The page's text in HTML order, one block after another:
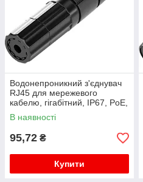
Водонепроникний з'єднувач
RJ45 для мережевого
кабелю, гігабітний, IP67, PoE,
чорний
В наявності
95,72 ₴
Купити